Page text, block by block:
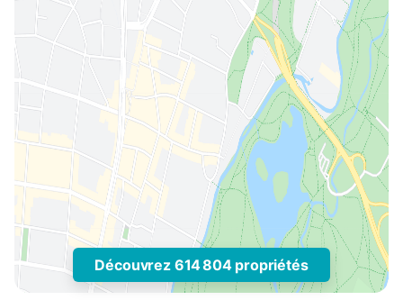
Découvrez 614 804 propriétés